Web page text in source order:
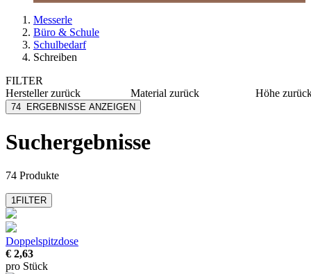
Messerle
Büro & Schule
Schulbedarf
Schreiben
FILTER
Herstellerzurück
Aristo
Cretacolor
Dahle
mehr anzeigen
Material zurück
ASA-Kunststoff
Höhe
74 ERGEBNISSE ANZEIGEN
Suchergebnisse
74 Produkte
1FILTER
Doppelspitzdose
€ 2,63
pro Stück